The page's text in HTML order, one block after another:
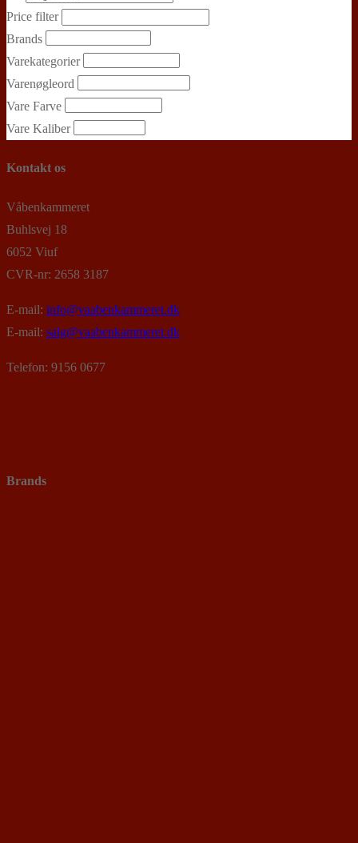
search
Price filter
Brands
Varekategorier
Varenøgleord
Vare Farve
Vare Kaliber
Kontakt os
Våbenkammeret
Buhlsvej 18
6052 Viuf
CVR-nr: 2658 3187
E-mail: info@vaabenkammeret.dk
E-mail: salg@vaabenkammeret.dk
Telefon: 9156 0677
Brands